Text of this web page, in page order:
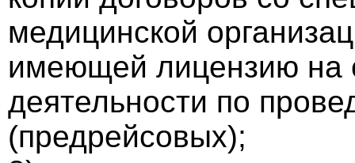
медицинской
имеющей лицензию на
деятельности по
(предрейсовых);